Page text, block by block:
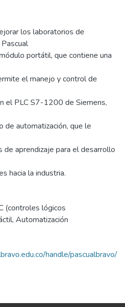
los laboratorios de
portátil, que contiene una
el manejo y control de
el PLC S7-1200 de Siemens,
automatización, que le
de aprendizaje para el desarrollo
hacia la industria.
(controles lógicos
, Automatización
handle/pascualbravo/